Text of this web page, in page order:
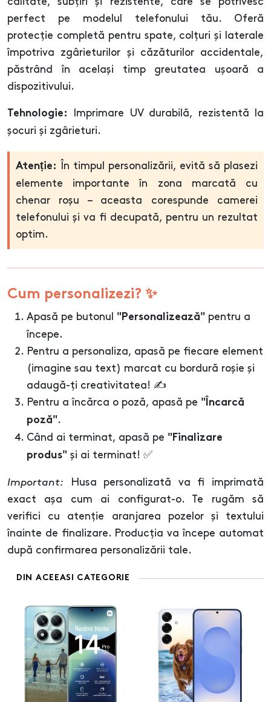
perfect pe modelul telefonului tău. Oferă
protecție completă pentru spate, colțuri și laterale
împotriva zgârieturilor și căzăturilor accidentale,
păstrând în același timp greutatea ușoară a
dispozitivului.
Tehnologie:
Imprimare UV durabilă, rezistentă la
șocuri și zgârieturi.
Atenție:
În timpul personalizării, evită să plasezi
elemente importante în zona marcată cu
chenar roșu – aceasta corespunde camerei
telefonului și va fi decupată, pentru un rezultat
optim.
Cum personalizezi? ✨
Apasă pe butonul "Personalizează" pentru a
începe.
Pentru a personaliza, apasă pe fiecare element
(imagine sau text) marcat cu bordură roșie și
adaugă-ți creativitatea! ✍️
Pentru a încărca o poză, apasă pe "Încarcă
poză".
Când ai terminat, apasă pe "Finalizare
produs" și ai terminat! ✅
Important: Husa personalizată va fi imprimată
exact așa cum ai configurat-o. Te rugăm să
verifici cu atenție aranjarea pozelor și textului
înainte de finalizare. Producția va începe automat
după confirmarea personalizării tale.
DIN ACEEASI CATEGORIE